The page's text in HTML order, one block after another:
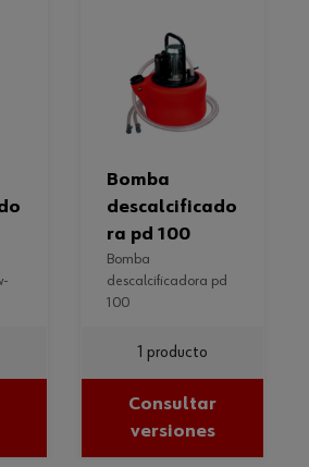
bomba
descalcificado
ra pd 100
bomba
descalcificadora pd
100
1 producto
Consultar
versiones